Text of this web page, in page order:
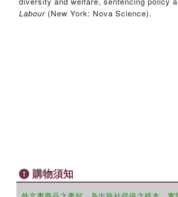
Labour (New York: Nova Science).
購物須知